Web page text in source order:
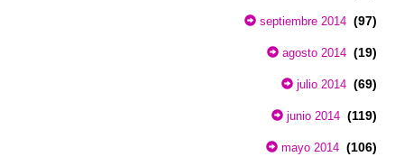
septiembre 2014 (97)
agosto 2014 (19)
julio 2014 (69)
junio 2014 (119)
mayo 2014 (106)